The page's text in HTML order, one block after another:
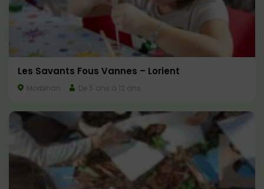
Les Savants Fous Vannes – Lorient
Morbihan De 5 ans à 12 ans